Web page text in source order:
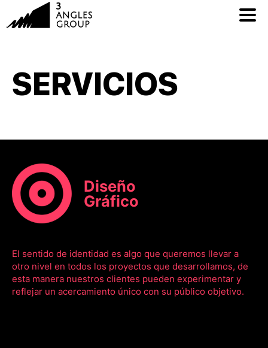
SERVICIOS
Diseño
Gráfico
El sentido de identidad es algo que queremos llevar a
otro nivel en todos los proyectos que desarrollamos, de
esta manera nuestros clientes pueden experimentar y
reflejar un acercamiento único con su público objetivo.